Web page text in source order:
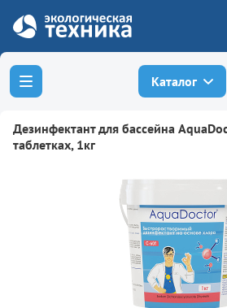
Каталог
Дезинфектант для бассейна
таблетках, 1кг